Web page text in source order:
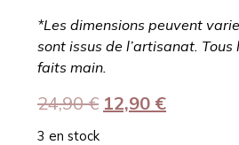
*Les dimensions peuvent
sont issus de l’artisanat.
faits main.
24,90€ 12,90 €
3 en stock